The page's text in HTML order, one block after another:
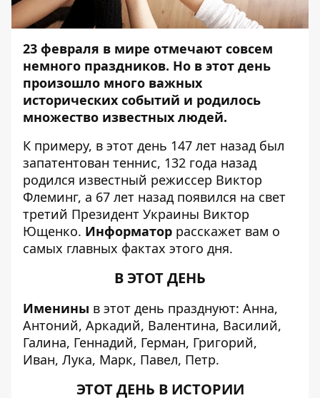
23 февраля в мире отмечают совсем
немного праздников. Но в этот день
произошло много важных
исторических событий и родилось
множество известных людей.
К примеру, в этот день 147 лет назад был
запатентован теннис, 132 года назад
родился известный режиссер Виктор
Флеминг, а 67 лет назад появился на свет
третий Президент Украины Виктор
Ющенко. Информатор расскажет вам о
самых главных фактах этого дня.
В ЭТОТ ДЕНЬ
Именины в этот день празднуют: Анна,
Антоний, Аркадий, Валентина, Василий,
Галина, Геннадий, Герман, Григорий,
Иван, Лука, Марк, Павел, Петр.
ЭТОТ ДЕНЬ В ИСТОРИИ